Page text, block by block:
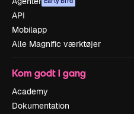
API
Mobilapp
Alle Magnific værktøjer
Kom godt i gang
Academy
Dokumentation